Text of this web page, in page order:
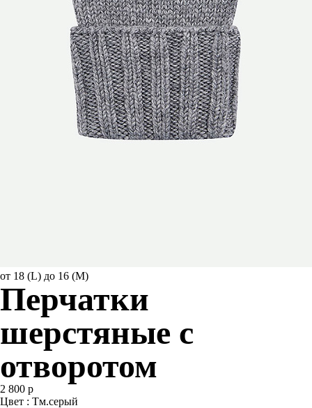
от 18 (L) до 16 (M)
Перчатки
шерстяные с
отворотом
2 800 р
Цвет : Тм.серый